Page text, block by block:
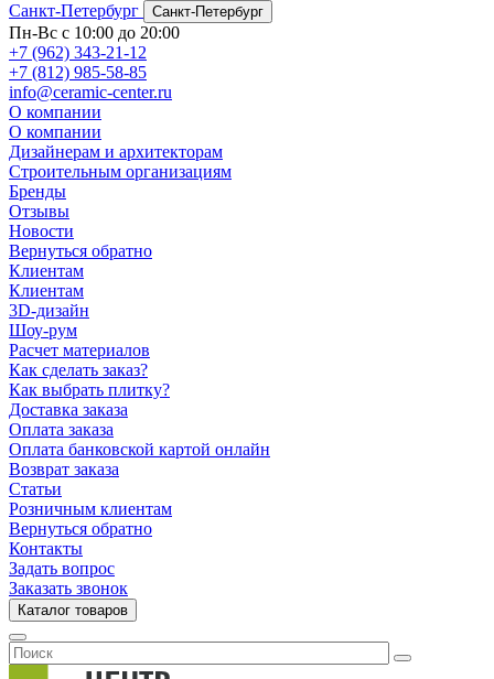
Санкт-Петербург
Санкт-Петербург
Пн-Вс с 10:00 до 20:00
+7 (962) 343-21-12
+7 (812) 985-58-85
info@ceramic-center.ru
О компании
О компании
Дизайнерам и архитекторам
Строительным организациям
Бренды
Отзывы
Новости
Вернуться обратно
Клиентам
Клиентам
3D-дизайн
Шоу-рум
Расчет материалов
Как сделать заказ?
Как выбрать плитку?
Доставка заказа
Оплата заказа
Оплата банковской картой онлайн
Возврат заказа
Статьи
Розничным клиентам
Вернуться обратно
Контакты
Задать вопрос
Заказать звонок
Каталог товаров